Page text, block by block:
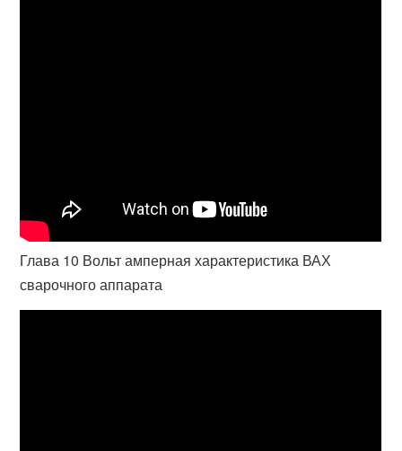
Глава 10 Вольт амперная характеристика ВАХ
сварочного аппарата